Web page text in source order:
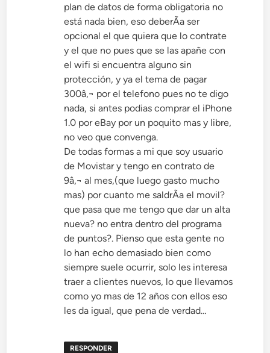
plan de datos de forma obligatoria no
está nada bien, eso deberÃ­a ser
opcional el que quiera que lo contrate
y el que no pues que se las apañe con
el wifi si encuentra alguno sin
protección, y ya el tema de pagar
300â‚¬ por el telefono pues no te digo
nada, si antes podias comprar el iPhone
1.0 por eBay por un poquito mas y libre,
no veo que convenga.
De todas formas a mi que soy usuario
de Movistar y tengo en contrato de
9â‚¬ al mes,(que luego gasto mucho
mas) por cuanto me saldrÃ­a el movil?
que pasa que me tengo que dar un alta
nueva? no entra dentro del programa
de puntos?. Pienso que esta gente no
lo han echo demasiado bien como
siempre suele ocurrir, solo les interesa
traer a clientes nuevos, lo que llevamos
como yo mas de 12 años con ellos eso
les da igual, que pena de verdad…
RESPONDER